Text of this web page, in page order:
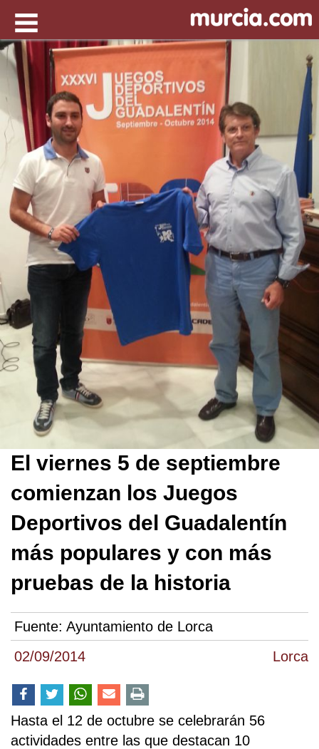
02/09/2014 Lorca
El viernes 5 de septiembre
comienzan los Juegos
Deportivos del Guadalentín
más populares y con más
pruebas de la historia
Fuente: Ayuntamiento de Lorca
Hasta el 12 de octubre se celebrarán 56
actividades entre las que destacan 10